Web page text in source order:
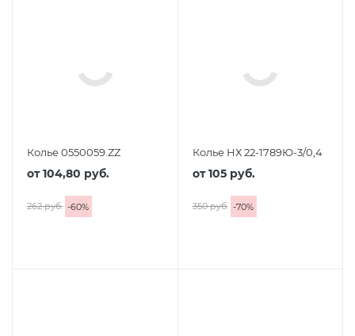
Колье 0550059.ZZ
от104,80 руб.
262 руб. -60%
Колье НХ 22-1789Ю-3/0,4
от105 руб.
350 руб. -70%